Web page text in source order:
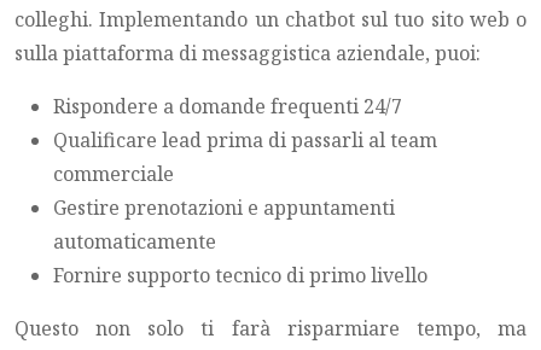
colleghi. Implementando un chatbot sul tuo sito web o
sulla piattaforma di messaggistica aziendale, puoi:
Rispondere a domande frequenti 24/7
Qualificare lead prima di passarli al team
commerciale
Gestire prenotazioni e appuntamenti
automaticamente
Fornire supporto tecnico di primo livello
Questo non solo ti farà risparmiare tempo, ma